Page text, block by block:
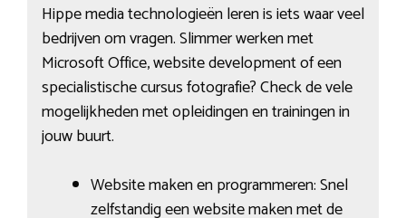
Hippe media technologieën leren is iets waar veel
bedrijven om vragen. Slimmer werken met
Microsoft Office, website development of een
specialistische cursus fotografie? Check de vele
mogelijkheden met opleidingen en trainingen in
jouw buurt.
Website maken en programmeren: Snel
zelfstandig een website maken met de